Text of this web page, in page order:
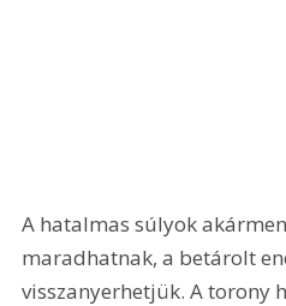
A hatalmas súlyok
maradhatnak, a betárolt
visszanyerhetjük. A torony